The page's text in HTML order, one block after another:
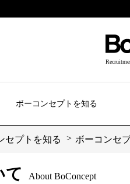
ボーコンセプトを知る
セプトを知る ボーコンセ
て About BoConcept